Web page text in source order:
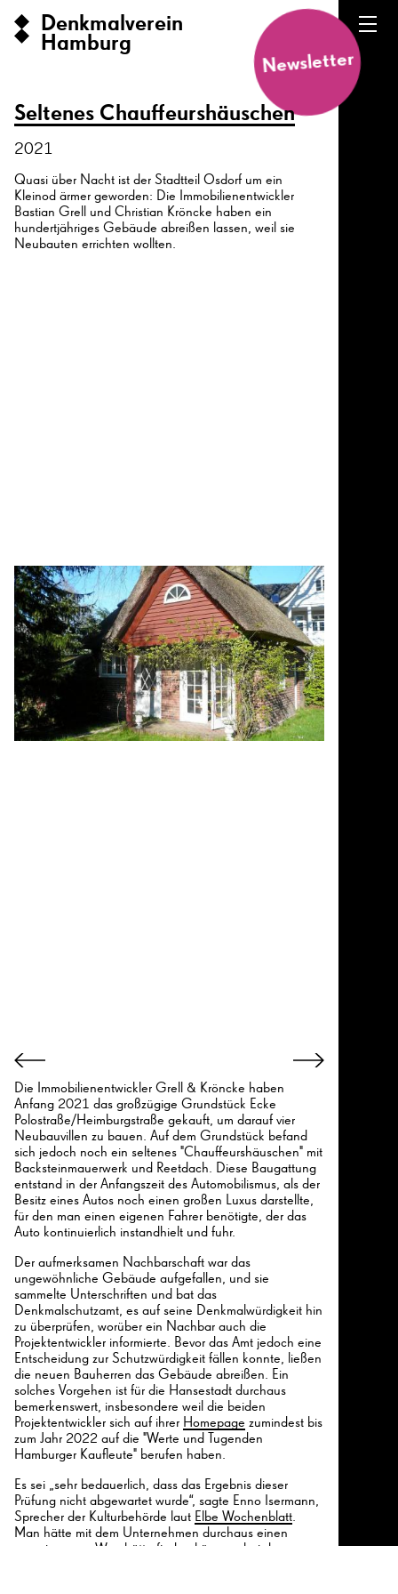
Denkmalverein
Hamburg
Newsletter
Seltenes Chauffeurshäuschen
2021
Quasi über Nacht ist der Stadtteil Osdorf um ein
Kleinod ärmer geworden: Die Immobilienentwickler
Bastian Grell und Christian Kröncke haben ein
hundertjähriges Gebäude abreißen lassen, weil sie
Neubauten errichten wollten.
Die Immobilienentwickler Grell & Kröncke haben
Anfang 2021 das großzügige Grundstück Ecke
Polostraße/Heimburgstraße gekauft, um darauf vier
Neubauvillen zu bauen. Auf dem Grundstück befand
sich jedoch noch ein seltenes "Chauffeurshäuschen" mit
Backsteinmauerwerk und Reetdach. Diese Baugattung
entstand in der Anfangszeit des Automobilismus, als der
Besitz eines Autos noch einen großen Luxus darstellte,
für den man einen eigenen Fahrer benötigte, der das
Auto kontinuierlich instandhielt und fuhr.
Der aufmerksamen Nachbarschaft war das
ungewöhnliche Gebäude aufgefallen, und sie
sammelte Unterschriften und bat das
Denkmalschutzamt, es auf seine Denkmalwürdigkeit hin
zu überprüfen, worüber ein Nachbar auch die
Projektentwickler informierte. Bevor das Amt jedoch eine
Entscheidung zur Schutzwürdigkeit fällen konnte, ließen
die neuen Bauherren das Gebäude abreißen. Ein
solches Vorgehen ist für die Hansestadt durchaus
bemerkenswert, insbesondere weil die beiden
Projektentwickler sich auf ihrer Homepage zumindest bis
zum Jahr 2022 auf die "Werte und Tugenden
Hamburger Kaufleute" berufen haben.
Es sei „sehr bedauerlich, dass das Ergebnis dieser
Prüfung nicht abgewartet wurde“, sagte Enno Isermann,
Sprecher der Kulturbehörde laut Elbe Wochenblatt.
Man hätte mit dem Unternehmen durchaus einen
gemeinsamen Weg hätte finden können, bei dem